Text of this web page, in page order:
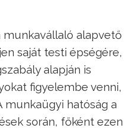
munkavállaló alapvető
saját testi épségére,
alapján is
figyelembe venni,
munkaügyi hatóság a
során, főként ezen